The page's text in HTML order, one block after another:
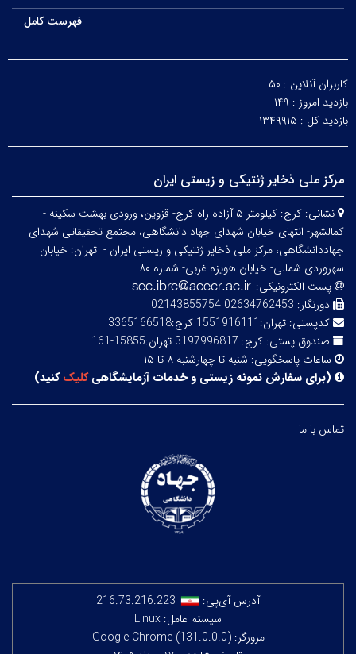
فهرست کامل
کاربران آنلاین : ۵۰
بازدید امروز : ۱۴۹
بازدید کل : ۱۳۴۹۹۱۵
مرکز ملی ذخایر ژنتیکی و زیستی ایران
نشانی:
کرج: کیلومتر ۵ آزاده راه کرج- قزوین، ورودی بهشت سکینه -
کمالشهر- انتهای خیابان شهدای جهاد دانشگاهی، مجتمع تحقیقاتی شهدای
جهاددانشگاهی، مرکز ملی ذخایر ژنتیکی و زیستی ایران - تهران: خیابان
سهروردی شمالی- خیابان هویزه غربی- شماره ۸۰
پست الکترونیکی:
دورنگار: 02634762453 02143855754
کدپستی: تهران:1551916111 کرج:3365166518
صندوق پستی: کرج: 3197996817 تهران:15855-161
ساعات پاسخگویی: شنبه تا چهارشنبه ۸ تا ۱۵
(برای سفارش نمونه زیستی و خدمات آزمایشگاهیکلیککنید)
تماس با ما
آدرس آی‌پی:
216.73.216.223
سیستم عامل: Linux
مرورگر: Google Chrome (131.0.0.0)